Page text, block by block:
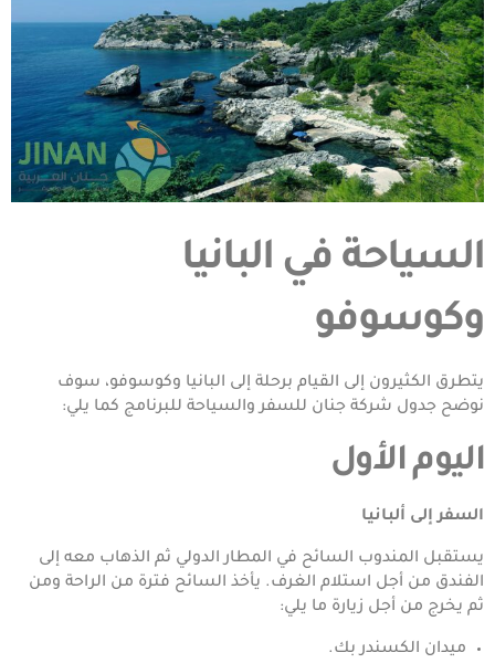
السياحة في البانيا
وكوسوفو
يتطرق الكثيرون إلى القيام برحلة إلى البانيا وكوسوفو، سوف
نوضح جدول شركة جنان للسفر والسياحة للبرنامج كما يلي:
اليوم الأول
السفر إلى ألبانيا
يستقبل المندوب السائح في المطار الدولي ثم الذهاب معه إلى
الفندق من أجل استلام الغرف. يأخذ السائح فترة من الراحة ومن
ثم يخرج من أجل زيارة ما يلي:
ميدان الكسندر بك.